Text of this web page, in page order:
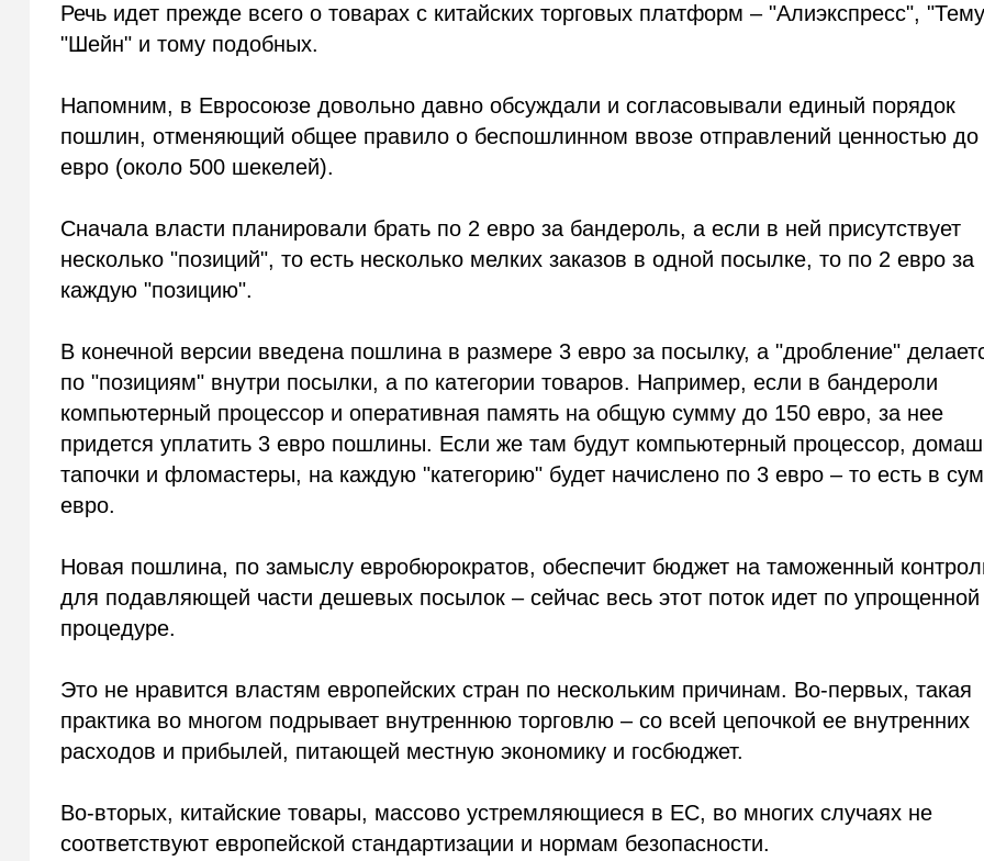
Речь идет прежде всего о товарах с китайских торговых платформ – "Алиэкспресс",
"Шейн" и тому подобных.
Напомним, в Евросоюзе довольно давно обсуждали и согласовывали единый порядок
пошлин, отменяющий общее правило о беспошлинном ввозе отправлений ценностью до
евро (около 500 шекелей).
Сначала власти планировали брать по 2 евро за бандероль, а если в ней присутствует
несколько "позиций", то есть несколько мелких заказов в одной посылке, то по 2 евро за
каждую "позицию".
В конечной версии введена пошлина в размере 3 евро за посылку, а "дробление"
по "позициям" внутри посылки, а по категории товаров. Например, если в бандероли
компьютерный процессор и оперативная память на общую сумму до 150 евро, за нее
придется уплатить 3 евро пошлины. Если же там будут компьютерный процессор,
тапочки и фломастеры, на каждую "категорию" будет начислено по 3 евро – то есть в
евро.
Новая пошлина, по замыслу евробюрократов, обеспечит бюджет на таможенный
для подавляющей части дешевых посылок – сейчас весь этот поток идет по упрощенной
процедуре.
Это не нравится властям европейских стран по нескольким причинам. Во-первых, такая
практика во многом подрывает внутреннюю торговлю – со всей цепочкой ее внутренних
расходов и прибылей, питающей местную экономику и госбюджет.
Во-вторых, китайские товары, массово устремляющиеся в ЕС, во многих случаях не
соответствуют европейской стандартизации и нормам безопасности.